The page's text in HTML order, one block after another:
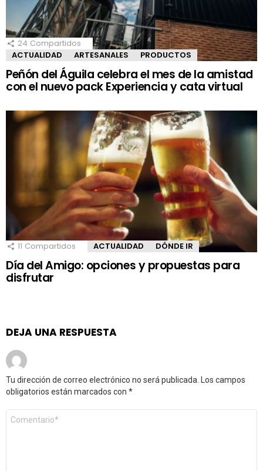
24 Compartidos
ACTUALIDAD
ARTESANALES PRODUCTOS
Peñón del Águila celebra el mes de la amistad
con el nuevo pack Experiencia y cata virtual
11 Compartidos ACTUALIDAD DÓNDE IR
Día del Amigo: opciones y propuestas para
disfrutar
DEJA UNA RESPUESTA
Tu dirección de correo electrónico no será publicada.
Los campos
obligatorios están marcados con *
Comentario